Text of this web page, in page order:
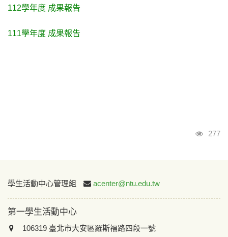
112學年度 成果報告
111學年度 成果報告
瀏覽
277
:::
學生活動中心管理組 acenter@ntu.edu.tw
第一學生活動中心
106319 臺北市大安區羅斯福路四段一號